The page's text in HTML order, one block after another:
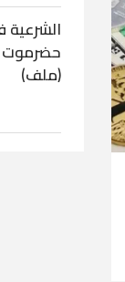
الشرعية
حضرموت
(ملف)